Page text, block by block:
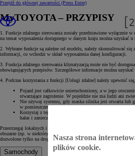
Przejdź do głównej zawartości (Press Enter)
MyTOYOTA – PRZYPISY
1. Funkcje zdalnego sterowania zostały przedstawione wyłącznie
na temat wyposażenia dostępnego w danym kraju można uzyskać u
2. Wybrane funkcje są zależne od modelu, należy skonsultować się
informacji, co wchodzi w skład wyposażenia danej konfiguracji.
3. Funkcja zdalnego sterowania klimatyzacją może nie być
obowiązujących przepisów. Szczegółowe informacje można uzyskać
4. Podczas korzystania z funkcji [Usługi zdalne] należy upewnić
Pojazd jest całkowicie unieruchomiony, a w jego
stwarzające zagrożenie. W pojeździe nie ma ludzi ani
Nie używaj systemu, gdy maska silnika jest otwarta lub
w pomieszczeniu bez wentylacji.
Korzystaj z tej funkcji tylko wtedy, gdy jest to
hałas i zanieczyszczenie powietrza.
Przestrzegaj lokalnych i krajowych przepisów, które mogą
obszarze (np. w niektórych regionach pewne usługi mogą być
dozwolone tylko na drogach prywatnych).
Samochody
Nasza strona
plików cookie.